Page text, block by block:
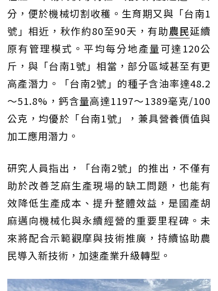
分，便於機械切割收穫。生育期又與「台南1
號」相近，秋作約80至90天，有助農民延續
原有管理模式。平均每分地產量可達120公
斤，與「台南1號」相當，部分區域甚至有更
高產潛力。「台南2號」的種子含油率達48.2
～51.8%，鈣含量高達1197～1389毫克/100
公克，均優於「台南1號」，兼具營養價值與
加工應用潛力。
研究人員指出，「台南2號」的推出，不僅有
助於改善芝麻生產現場的缺工問題，也能有
效降低生產成本、提升整體效益，是國產胡
麻邁向機械化與永續經營的重要里程碑。未
來將配合示範觀摩與技術推廣，持續協助農
民導入新技術，加速產業升級轉型。